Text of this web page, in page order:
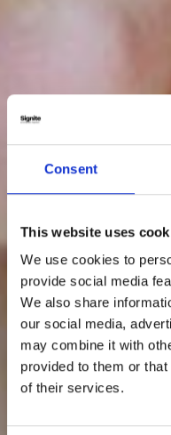
Consent
This website uses
We use cookies to
provide social media
We also share
our social media,
may combine it with
provided to them or
of their services.